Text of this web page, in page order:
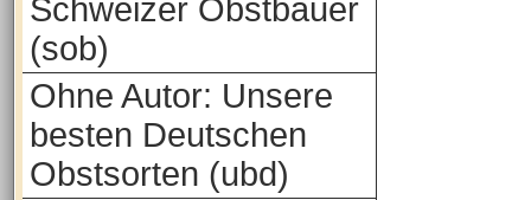
Schweizer Obstbauer
(sob)
Ohne Autor: Unsere
besten Deutschen
Obstsorten (ubd)